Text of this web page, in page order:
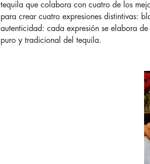
tequila que colabora con cuatro de los
para crear cuatro expresiones distintivas:
autenticidad: cada expresión se elabora
puro y tradicional del tequila.